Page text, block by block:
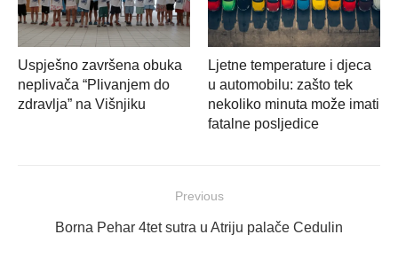
Uspješno završena obuka
neplivača “Plivanjem do
zdravlja” na Višnjiku
Ljetne temperature i djeca
u automobilu: zašto tek
nekoliko minuta može imati
fatalne posljedice
objava
Previous
Previous
Borna Pehar 4tet sutra u Atriju palače Cedulin